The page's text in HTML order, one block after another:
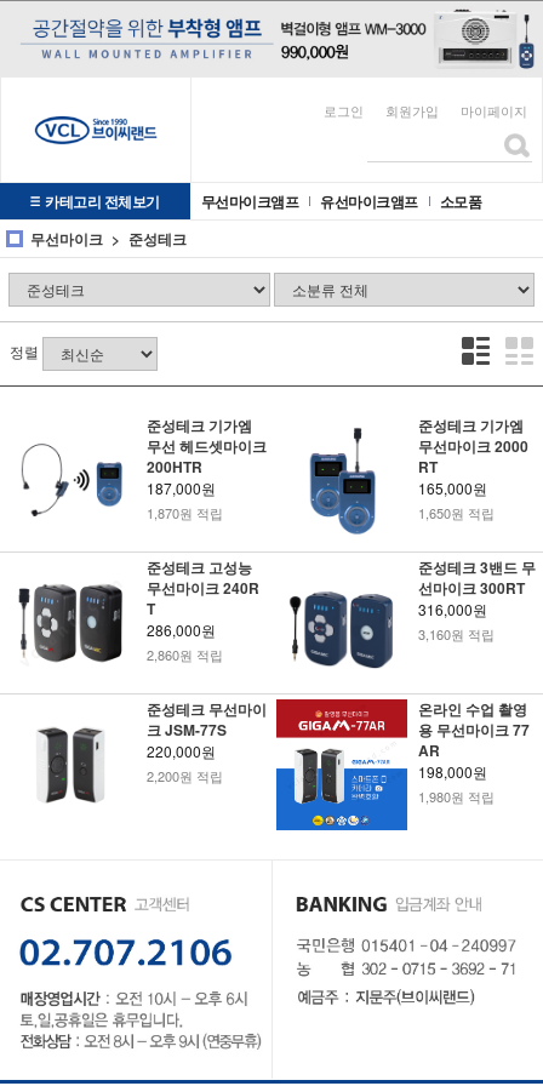
로그인 회원가입 마이페이지
카테고리 전체보기 무선마이크앰프 유선마이크앰프
소모품
무선마이크
준성테크
정렬
준성테크 기가엠
무선 헤드셋마이크
200HTR
187,000원
1,870원 적립
준성테크 기가엠
무선마이크 2000
RT
165,000원
1,650원 적립
준성테크 고성능
무선마이크 240R
T
286,000원
2,860원 적립
준성테크 3밴드 무
선마이크 300RT
316,000원
3,160원 적립
준성테크 무선마이
크 JSM-77S
220,000원
2,200원 적립
온라인 수업 촬영
용 무선마이크 77
AR
198,000원
1,980원 적립